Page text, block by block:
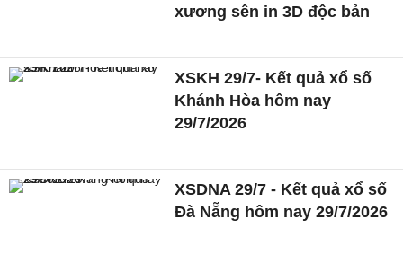
xương sên in 3D độc bản
XSKH 29/7- Kết quả xổ số
Khánh Hòa hôm nay
29/7/2026
XSDNA 29/7 - Kết quả xổ số
Đà Nẵng hôm nay 29/7/2026